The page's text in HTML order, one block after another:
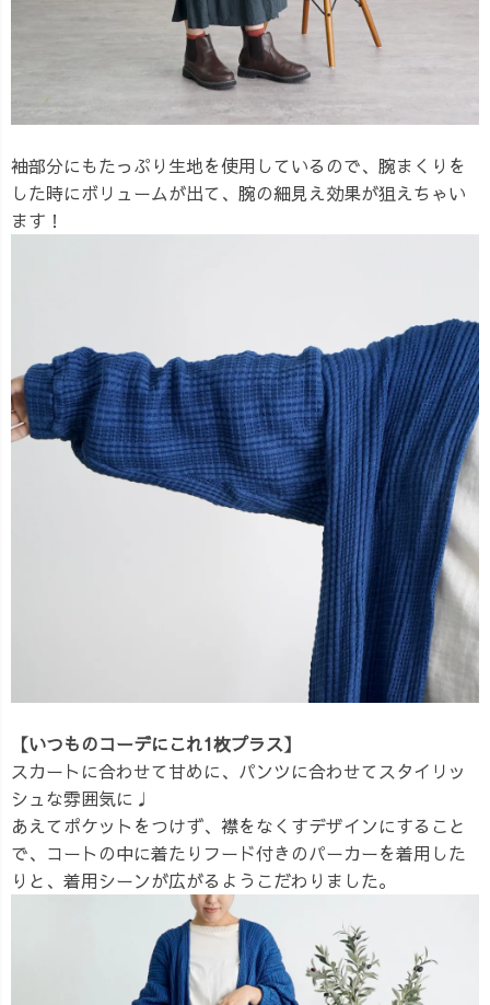
袖部分にもたっぷり生地を使用しているので、腕まくりを
した時にボリュームが出て、腕の細見え効果が狙えちゃい
ます！
【いつものコーデにこれ1枚プラス】
スカートに合わせて甘めに、パンツに合わせてスタイリッ
シュな雰囲気に♩
あえてポケットをつけず、襟をなくすデザインにすること
で、コートの中に着たりフード付きのパーカーを着用した
りと、着用シーンが広がるようこだわりました。